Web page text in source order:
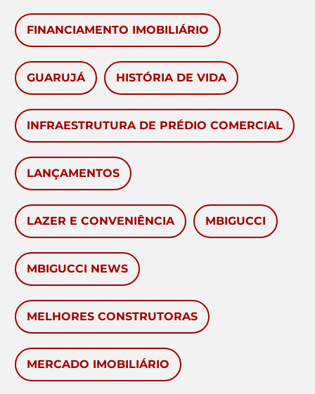
FINANCIAMENTO IMOBILIÁRIO
GUARUJÁ HISTÓRIA DE VIDA
INFRAESTRUTURA DE PRÉDIO COMERCIAL
LANÇAMENTOS
LAZER E CONVENIÊNCIA MBIGUCCI
MBIGUCCI NEWS
MELHORES CONSTRUTORAS
MERCADO IMOBILIÁRIO